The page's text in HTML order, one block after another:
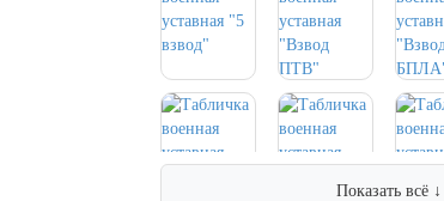
Показать всё ↓